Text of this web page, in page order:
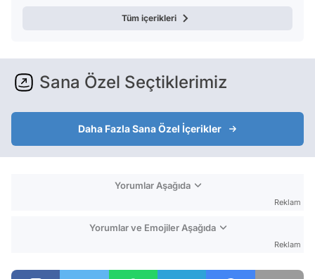
Tüm içerikleri
Sana Özel Seçtiklerimiz
Daha Fazla Sana Özel İçerikler
Yorumlar Aşağıda
Reklam
Yorumlar ve Emojiler Aşağıda
Reklam